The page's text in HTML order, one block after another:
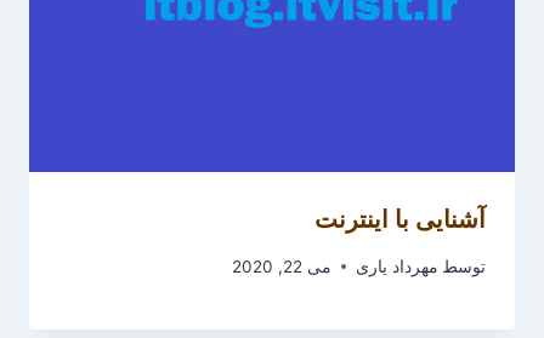
آشنایی با اینترنت
توسط مهرداد یاری می 22, 2020